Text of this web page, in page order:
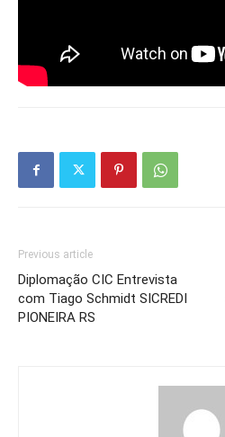
Previous article
Diplomação CIC Entrevista
com Tiago Schmidt SICREDI
PIONEIRA RS